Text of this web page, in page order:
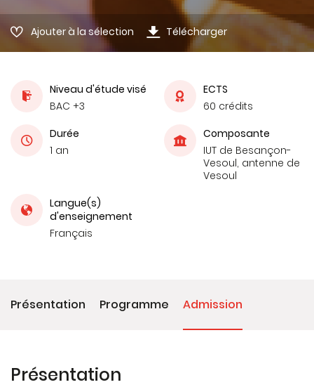
Ajouter à la sélection Télécharger
Niveau d'étude visé
BAC +3
ECTS
60 crédits
Durée
1 an
Composante
IUT de Besançon-
Vesoul, antenne de
Vesoul
Langue(s)
d'enseignement
Français
Présentation Programme Admission
Présentation